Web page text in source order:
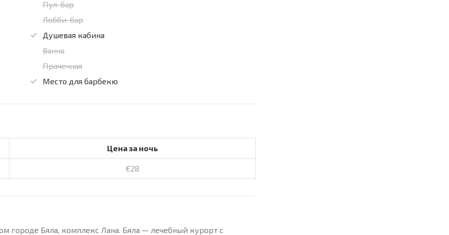
Пул-бар
Лобби-бар
Душевая кабина
Ванна
Прачечная
Место для барбекю
Цена за ночь
€28
городе Бяла, комплекс Лана. Бяла — лечебный курорт с